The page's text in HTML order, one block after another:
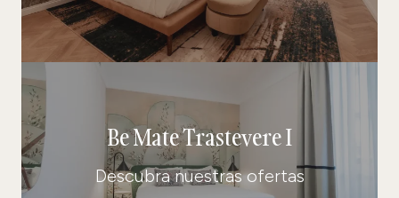
Be Mate Trastevere I
Descubra nuestras ofertas